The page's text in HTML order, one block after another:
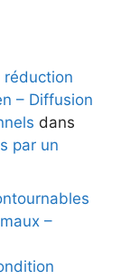
réduction
– Diffusion
dans
par un
–